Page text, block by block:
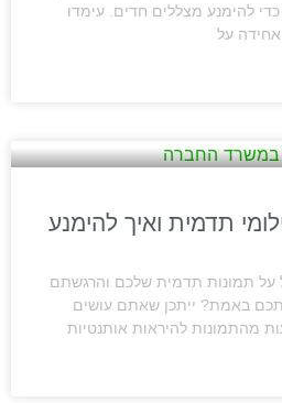
להימנע מצללים חדים. עימדו
על
תדמית ואיך להימנע
תמונות תדמית שלכם והרגשתם
באמת? ייתכן שאתם עושים
מהתמונות להיראות אותנטיות